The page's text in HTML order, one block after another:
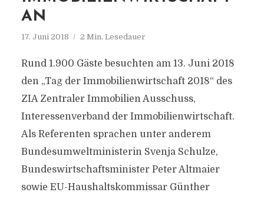
AN
17. Juni 2018 2 Min. Lesedauer
Rund 1.900 Gäste besuchten am 13. Juni 2018
den „Tag der Immobilienwirtschaft 2018“ des
ZIA Zentraler Immobilien Ausschuss,
Interessenverband der Immobilienwirtschaft.
Als Referenten sprachen unter anderem
Bundesumweltministerin Svenja Schulze,
Bundeswirtschaftsminister Peter Altmaier
sowie EU-Haushaltskommissar Günther